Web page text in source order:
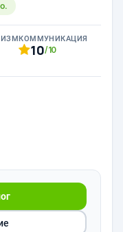
КОММУНИКАЦИЯ
10/10